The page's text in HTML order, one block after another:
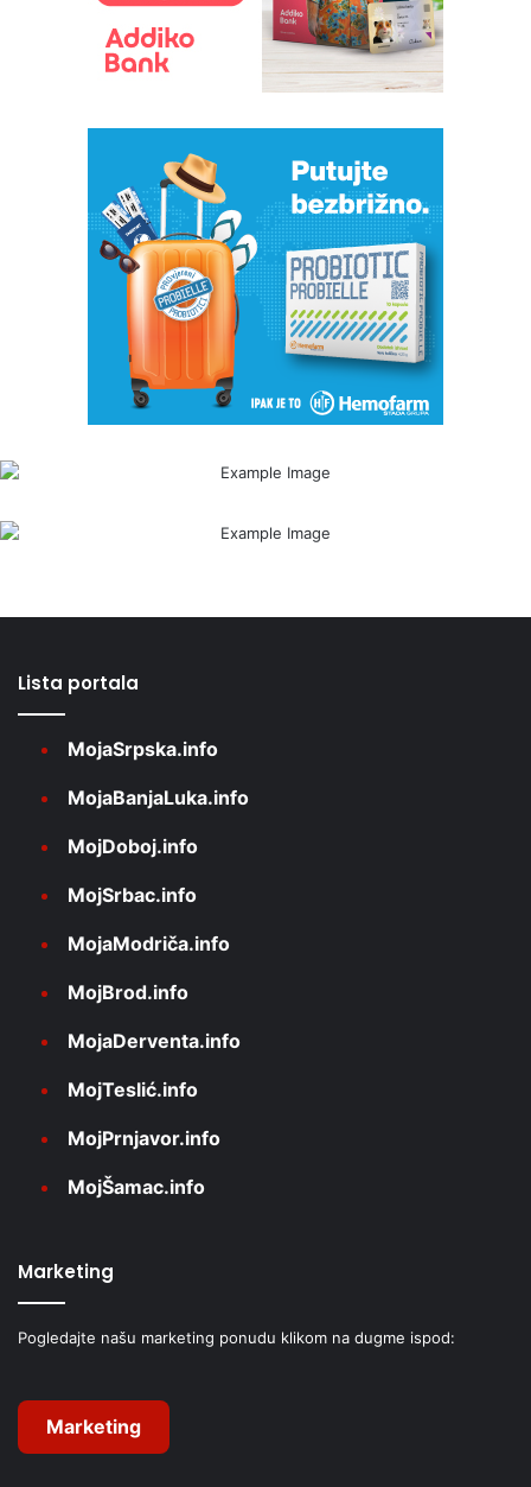
Lista portala
MojaSrpska.info
MojaBanjaLuka.info
MojDoboj.info
MojSrbac.info
MojaModriča.info
MojBrod.info
MojaDerventa.info
MojTeslić.info
MojPrnjavor.info
MojŠamac.info
Marketing
Pogledajte našu marketing ponudu klikom na dugme ispod:
Marketing